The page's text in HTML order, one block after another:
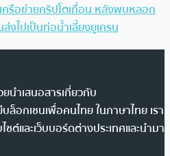
ครือข่ายคริปโตเถื่อน หลังพบหลอก
ส่งไปเป็นท่อน้ำเลี้ยงยูเครน
นำเสนอสารเกี่ยวกับ
ล็อกเชนเพื่อคนไทย ในภาษาไทย เรา
ต์และเว็บบอร์ดต่างประเทศและนำมา